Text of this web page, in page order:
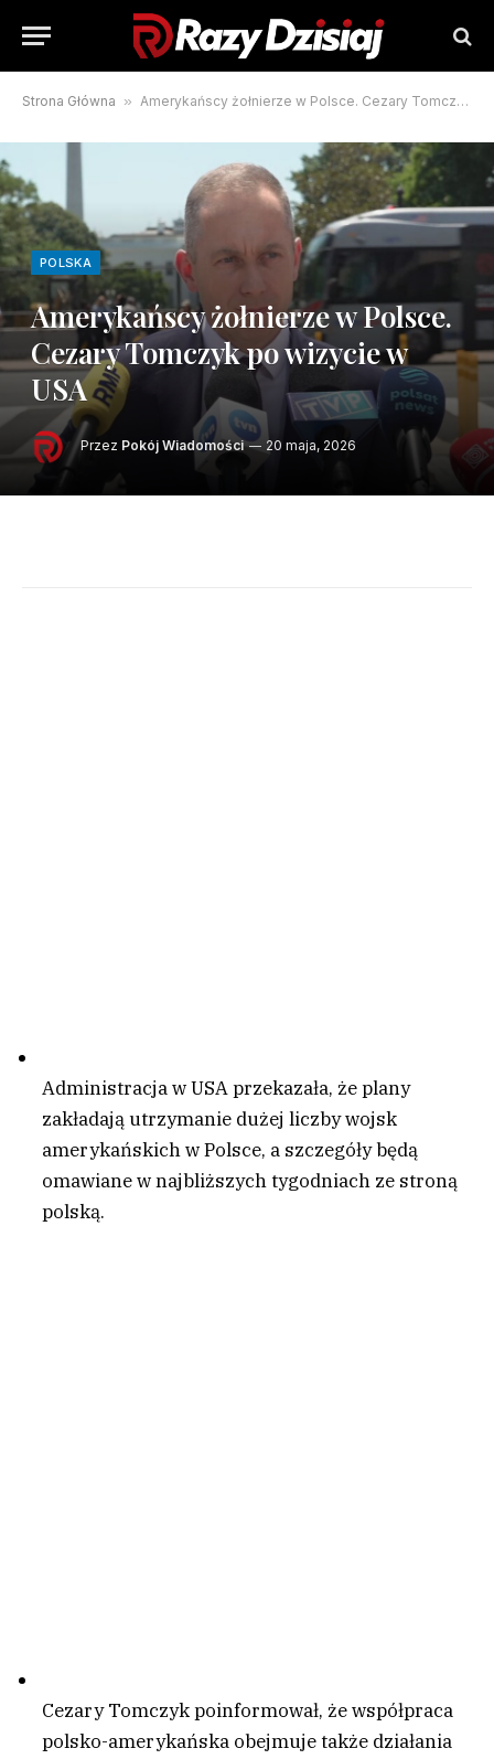
Strona Główna » Amerykańscy żołnierze w Polsce. Cezary Tomczyk po wizycie w USA
POLSKA
Amerykańscy żołnierze w Polsce.
Cezary Tomczyk po wizycie w
USA
Przez Pokój Wiadomości 20 maja, 2026
Administracja w USA przekazała, że plany
zakładają utrzymanie dużej liczby wojsk
amerykańskich w Polsce, a szczegóły będą
omawiane w najbliższych tygodniach ze stroną
polską.
Cezary Tomczyk poinformował, że współpraca
polsko-amerykańska obejmuje także działania